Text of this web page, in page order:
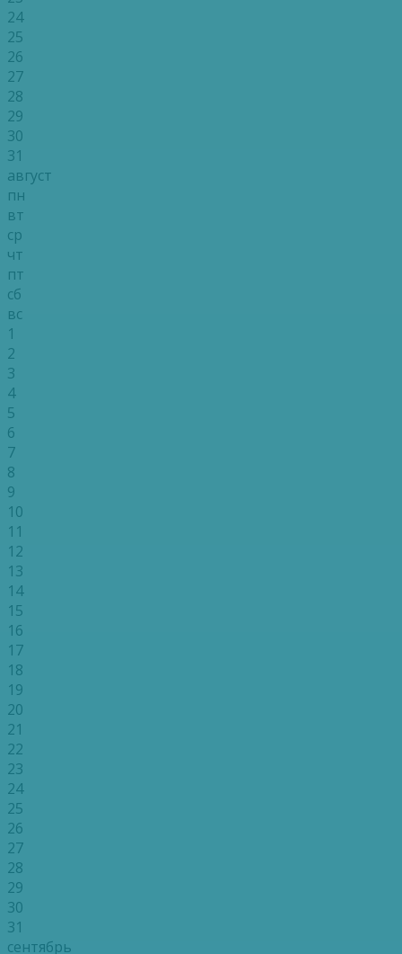
24
25
26
27
28
29
30
31
август
пн
вт
ср
чт
пт
сб
вс
1
2
3
4
5
6
7
8
9
10
11
12
13
14
15
16
17
18
19
20
21
22
23
24
25
26
27
28
29
30
31
сентябрь